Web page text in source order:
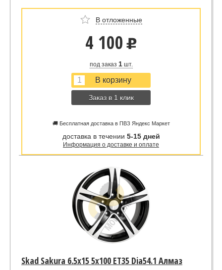
В отложенные
4 100 u
под заказ 1шт.
Заказ в 1 клик
🚚 Бесплатная доставка в ПВЗ Яндекс Маркет
доставка в течении 5-15 дней
Информация о доставке и оплате
Skad Sakura 6.5x15 5x100 ET35 Dia54.1 Алмаз